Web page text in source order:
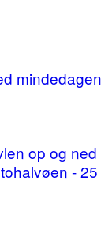
mindedagen
op og ned
- 25